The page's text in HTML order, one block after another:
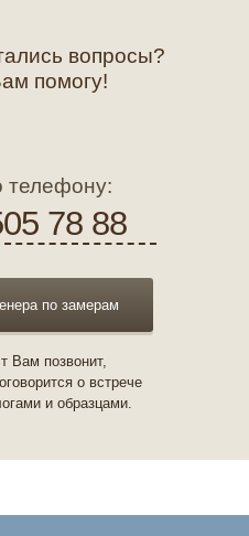
вопросы?
помогу!
телефону:
78 88
по замерам
Вам позвонит,
о встрече
и образцами.